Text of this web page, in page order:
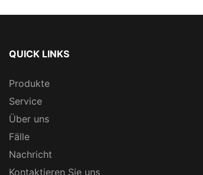
QUICK LINKS
Produkte
Service
Über uns
Fälle
Nachricht
Kontaktieren Sie uns